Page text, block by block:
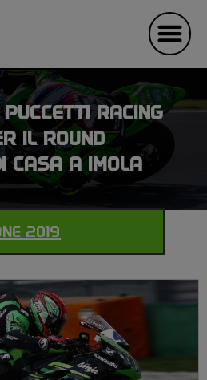
RACING
IL ROUND
CASA A IMOLA
2019